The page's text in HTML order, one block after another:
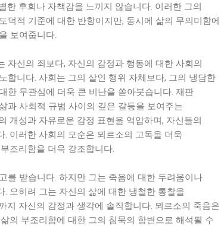
한 후회나 자책감을 느끼지 않습니다. 이러한 그의
덕적 기준에 대한 반항이지만, 동시에 삶의 무의미함에
보여줍니다.
자신의 죄보다, 자신의 감정과 행동에 대한 사회의
합니다. 사회는 그의 살인 행위 자체보다, 그의 냉담한
한 무관심에 더욱 큰 비난을 쏟아붓습니다. 재판
과 사회적 규범 사이의 깊은 갈등을 보여주는
개성과 자유로운 감정 표현을 억압하며, 자신들의
. 이러한 사회의 모순은 뫼르소의 고독을 더욱
조리함을 더욱 강조합니다.
를 받습니다. 하지만 그는 죽음에 대한 두려움이나
. 오히려 그는 자신의 삶에 대한 냉철한 통찰을
지 자신의 감정과 생각에 솔직합니다. 뫼르소의 죽음은
의 부조리함에 대한 그의 침묵의 항변으로 해석될 수